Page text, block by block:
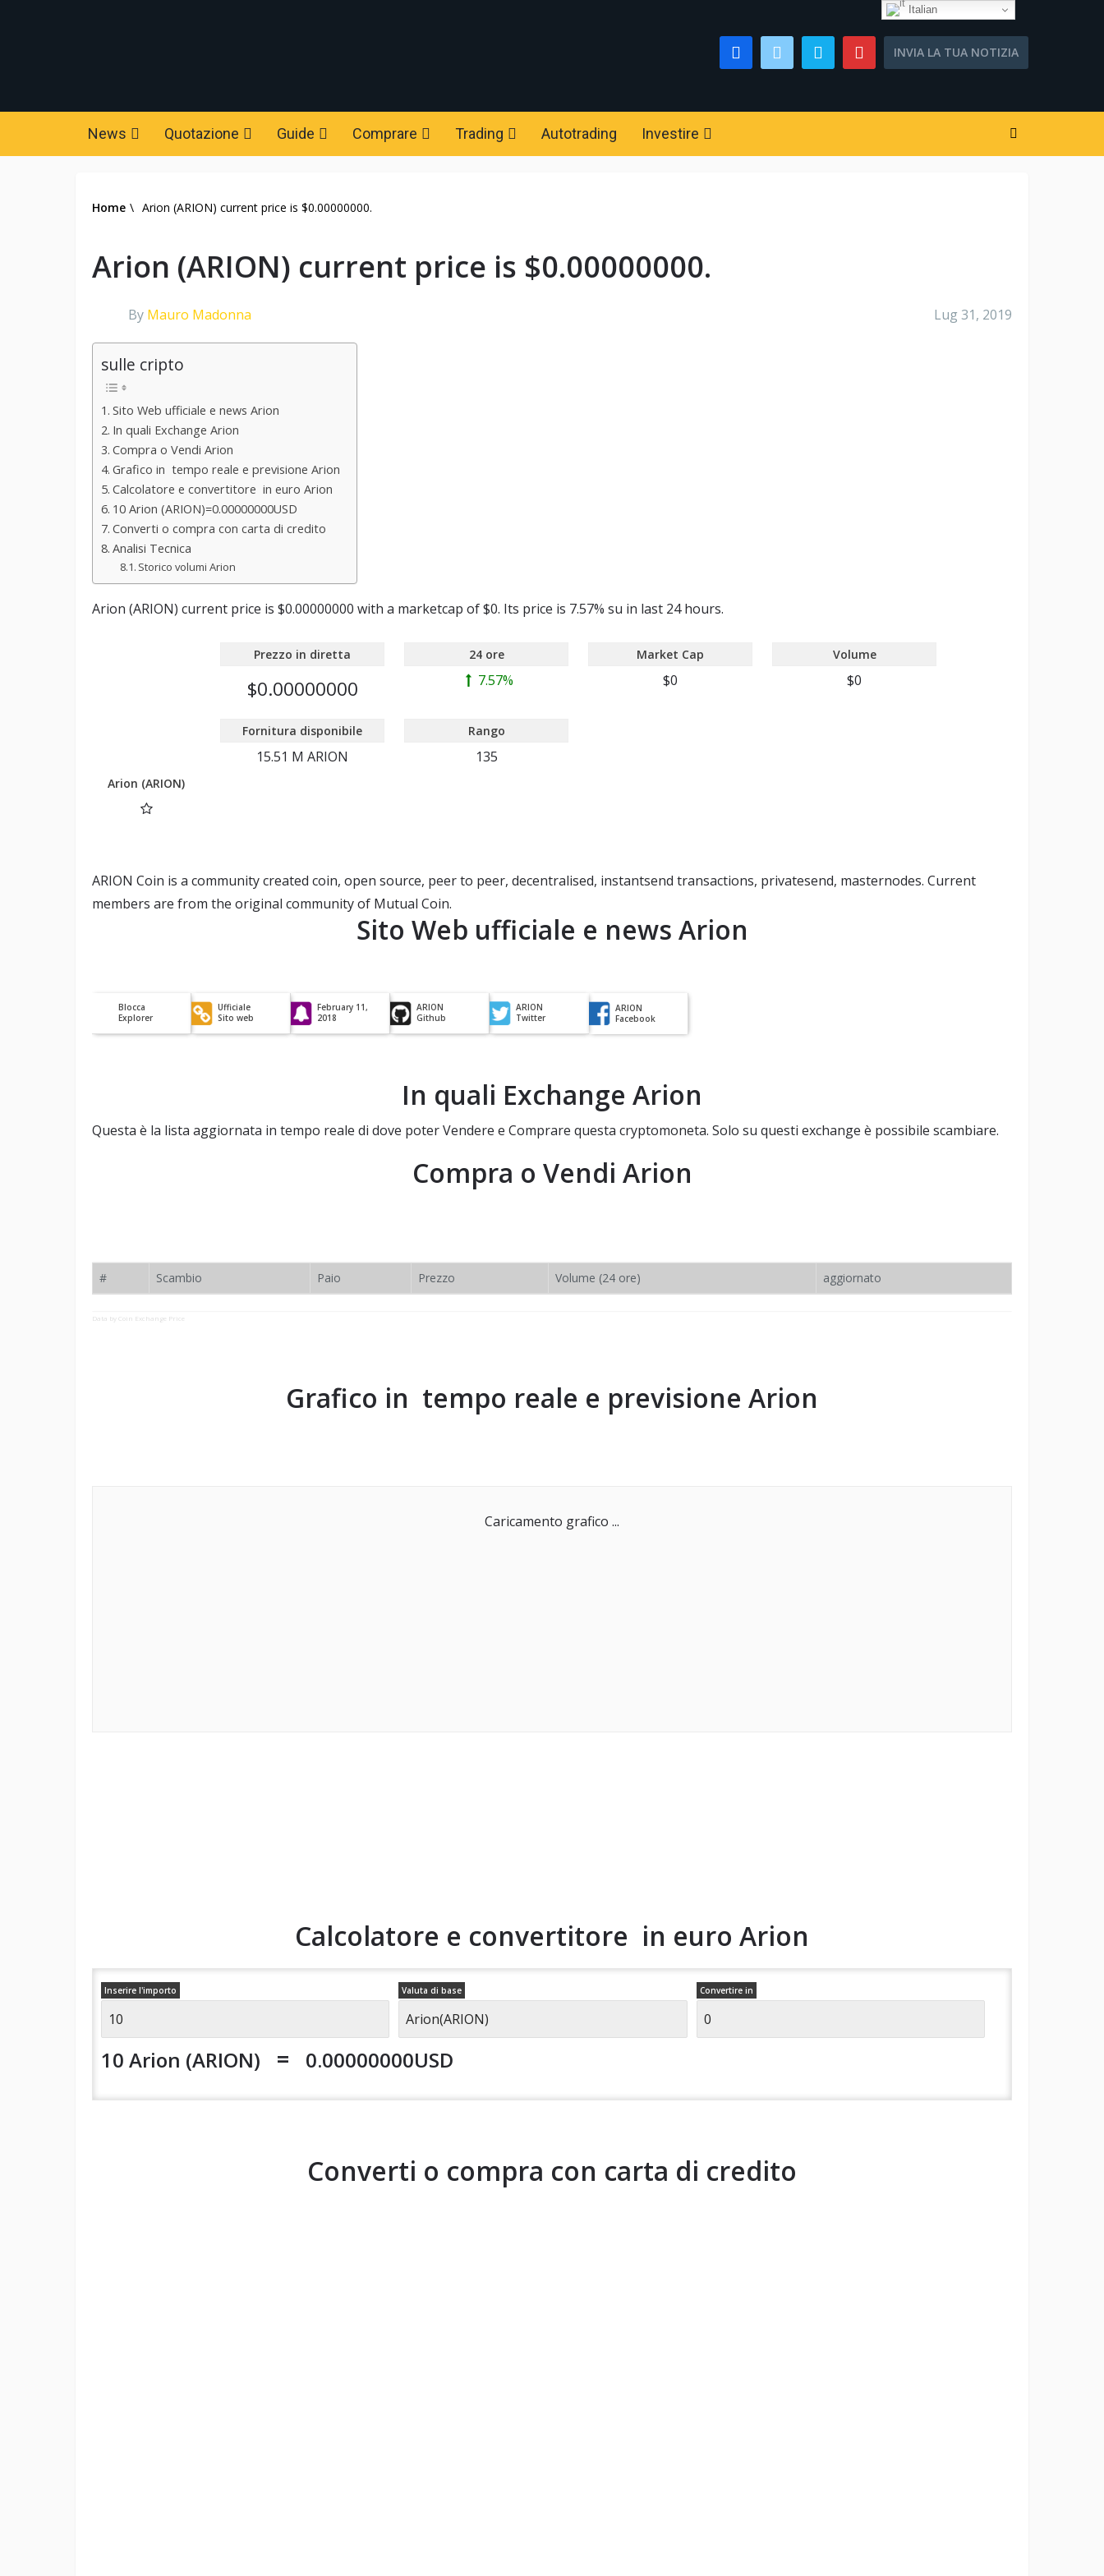
INVIA LA TUA NOTIZIA
News Quotazione Guide Comprare Trading Autotrading Investire
Home \ Arion (ARION) current price is $0.00000000.
Arion (ARION) current price is $0.00000000.
By Mauro Madonna Lug 31, 2019
sulle cripto
Sito Web ufficiale e news Arion
In quali Exchange Arion
Compra o Vendi Arion
Grafico in tempo reale e previsione Arion
Calcolatore e convertitore in euro Arion
10 Arion (ARION)=0.00000000USD
Converti o compra con carta di credito
Analisi Tecnica
Storico volumi Arion
Arion (ARION) current price is $0.00000000 with a marketcap of $0. Its price is 7.57% su in last 24 hours.
Arion (ARION)
Prezzo in diretta
$0.00000000
24 ore
7.57%
Market Cap
$0
Volume
$0
Fornitura disponibile
15.51 M ARION
Rango
135
ARION Coin is a community created coin, open source, peer to peer, decentralised, instantsend transactions, privatesend, masternodes. Current
members are from the original community of Mutual Coin.
Sito Web ufficiale e news Arion
Blocca
Explorer
Ufficiale
Sito web
February 11,
2018
ARION
Github
ARION
Twitter
ARION
Facebook
In quali Exchange Arion
Questa è la lista aggiornata in tempo reale di dove poter Vendere e Comprare questa cryptomoneta. Solo su questi exchange è possibile scambiare.
Compra o Vendi Arion
# Scambio Paio Prezzo Volume (24 ore) aggiornato
Data by Coin Exchange Price
Grafico in tempo reale e previsione Arion
Caricamento grafico ...
Calcolatore e convertitore in euro Arion
Inserire l'importo Valuta di base Convertire in
10 Arion (ARION) = 0.00000000USD
Converti o compra con carta di credito
Italian